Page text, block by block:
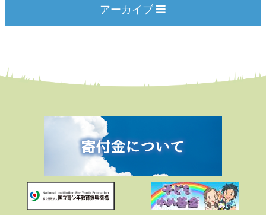
アーカイブ